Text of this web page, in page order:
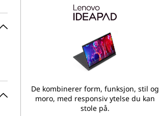
De kombinerer form, funksjon, stil og
moro, med responsiv ytelse du kan
stole på.